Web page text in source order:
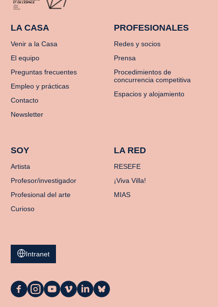
LA CASA
Venir a la Casa
El equipo
Preguntas frecuentes
Empleo y prácticas
Contacto
Newsletter
PROFESIONALES
Redes y socios
Prensa
Procedimientos de
concurrencia competitiva
Espacios y alojamiento
SOY
Artista
Profesor/investigador
Profesional del arte
Curioso
LA RED
RESEFE
¡Viva Villa!
MIAS
Intranet
La
La
La
La
La
La